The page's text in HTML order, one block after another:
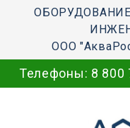
ООО
Телефоны: 8 800